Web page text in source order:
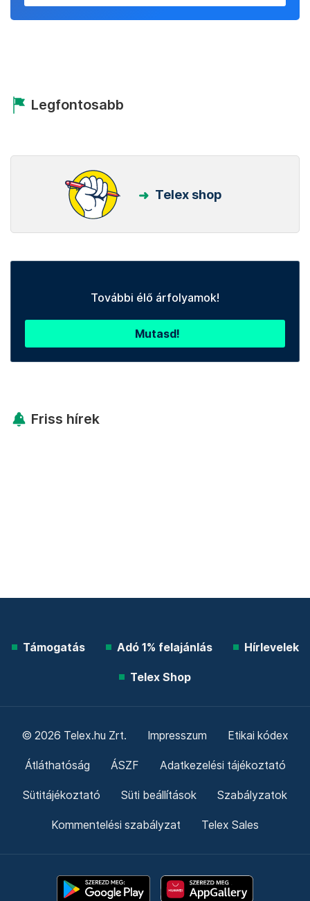
Legfontosabb
Telex shop
További élő árfolyamok!
Mutasd!
Friss hírek
Támogatás Adó 1% felajánlás Hírlevelek
Telex Shop
© 2026 Telex.hu Zrt. Impresszum Etikai kódex
Átláthatóság ÁSZF Adatkezelési tájékoztató
Sütitájékoztató Süti beállítások Szabályzatok
Kommentelési szabályzat Telex Sales